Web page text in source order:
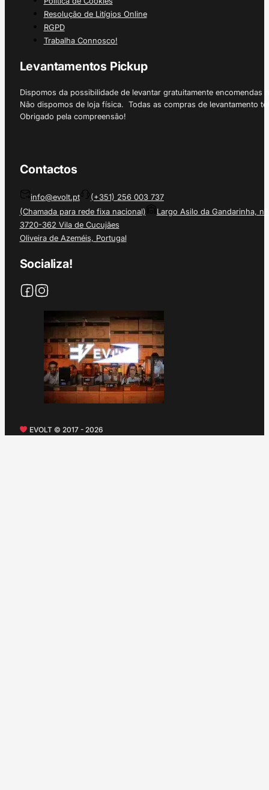
Resolução de Litígios Online
RGPD
Trabalha Connosco!
Levantamentos Pickup
Dispomos da possibilidade de levantar gratuitamente
Não dispomos de loja física. Todas as compras de levantamento
Obrigado pela compreensão!
Contactos
info@evolt.pt
(+351) 256 003 737
(Chamada para rede fixa nacional)
Largo Asilo da Gandarinha, nº
3720-362 Vila de Cucujães
Oliveira de Azeméis, Portugal
Socializa!
EVOLT © 2017 - 2026